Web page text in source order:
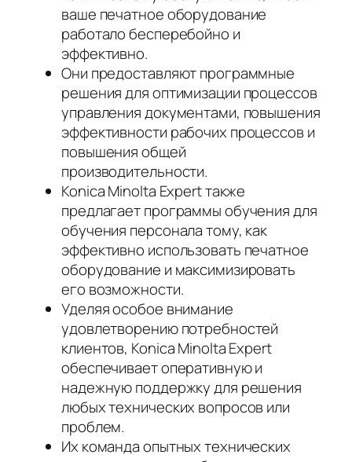
ваше печатное оборудование
работало бесперебойно и
эффективно.
Они предоставляют программные
решения для оптимизации процессов
управления документами, повышения
эффективности рабочих процессов и
повышения общей
производительности.
Konica Minolta Expert также
предлагает программы обучения для
обучения персонала тому, как
эффективно использовать печатное
оборудование и максимизировать
его возможности.
Уделяя особое внимание
удовлетворению потребностей
клиентов, Konica Minolta Expert
обеспечивает оперативную и
надежную поддержку для решения
любых технических вопросов или
проблем.
Их команда опытных технических